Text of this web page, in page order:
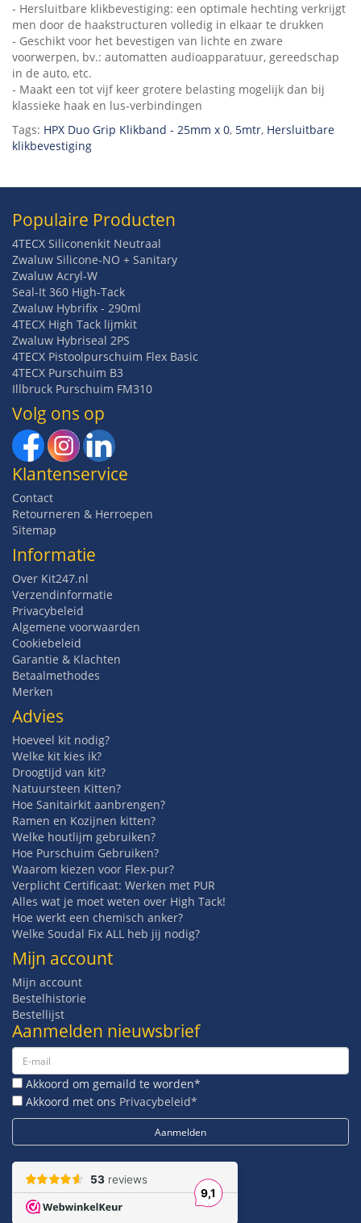
- Hersluitbare klikbevestiging: een optimale hechting verkrijgt
men door de haakstructuren volledig in elkaar te drukken
- Geschikt voor het bevestigen van lichte en zware
voorwerpen, bv.: automatten audioapparatuur, gereedschap
in de auto, etc.
- Maakt een tot vijf keer grotere belasting mogelijk dan bij
klassieke haak en lus-verbindingen
Tags: HPX Duo Grip Klikband - 25mm x 0, 5mtr, Hersluitbare
klikbevestiging
Populaire Producten
4TECX Siliconenkit Neutraal
Zwaluw Silicone-NO + Sanitary
Zwaluw Acryl-W
Seal-It 360 High-Tack
Zwaluw Hybrifix - 290ml
4TECX High Tack lijmkit
Zwaluw Hybriseal 2PS
4TECX Pistoolpurschuim Flex Basic
4TECX Purschuim B3
Illbruck Purschuim FM310
Volg ons op
Klantenservice
Contact
Retourneren & Herroepen
Sitemap
Informatie
Over Kit247.nl
Verzendinformatie
Privacybeleid
Algemene voorwaarden
Cookiebeleid
Garantie & Klachten
Betaalmethodes
Merken
Advies
Hoeveel kit nodig?
Welke kit kies ik?
Droogtijd van kit?
Natuursteen Kitten?
Hoe Sanitairkit aanbrengen?
Ramen en Kozijnen kitten?
Welke houtlijm gebruiken?
Hoe Purschuim Gebruiken?
Waarom kiezen voor Flex-pur?
Verplicht Certificaat: Werken met PUR
Alles wat je moet weten over High Tack!
Hoe werkt een chemisch anker?
Welke Soudal Fix ALL heb jij nodig?
Mijn account
Mijn account
Bestelhistorie
Bestellijst
Aanmelden nieuwsbrief
Akkoord om gemaild te worden*
Akkoord met ons Privacybeleid*